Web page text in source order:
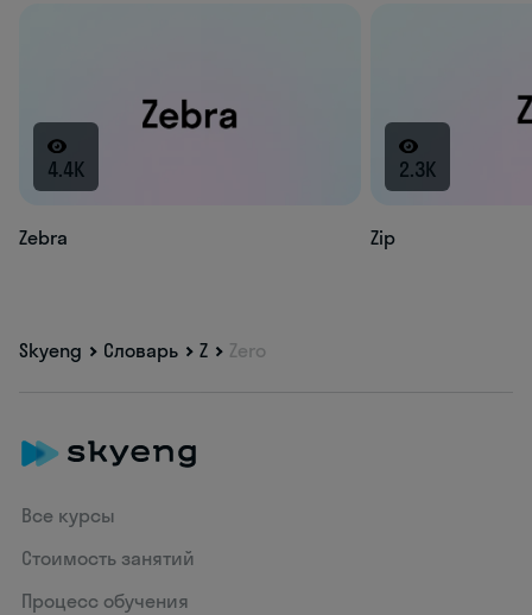
4.4K
Zebra
2.3K
Zip
Skyeng Словарь Z Zero
Все курсы
Стоимость занятий
Процесс обучения